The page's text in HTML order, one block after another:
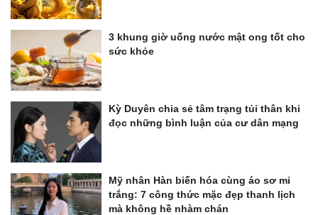
3 khung giờ uống nước mật ong tốt cho
sức khỏe
Kỳ Duyên chia sẻ tâm trạng tủi thân khi
đọc những bình luận của cư dân mạng
Mỹ nhân Hàn biến hóa cùng áo sơ mi
trắng: 7 công thức mặc đẹp thanh lịch
mà không hề nhàm chán